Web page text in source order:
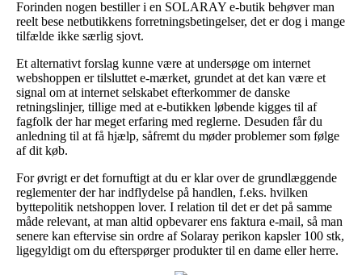
Forinden nogen bestiller i en SOLARAY e-butik behøver man
reelt bese netbutikkens forretningsbetingelser, det er dog i mange
tilfælde ikke særlig sjovt.
Et alternativt forslag kunne være at undersøge om internet
webshoppen er tilsluttet e-mærket, grundet at det kan være et
signal om at internet selskabet efterkommer de danske
retningslinjer, tillige med at e-butikken løbende kigges til af
fagfolk der har meget erfaring med reglerne. Desuden får du
anledning til at få hjælp, såfremt du møder problemer som følge
af dit køb.
For øvrigt er det fornuftigt at du er klar over de grundlæggende
reglementer der har indflydelse på handlen, f.eks. hvilken
byttepolitik netshoppen lover. I relation til det er det på samme
måde relevant, at man altid opbevarer ens faktura e-mail, så man
senere kan eftervise sin ordre af Solaray perikon kapsler 100 stk,
ligegyldigt om du efterspørger produkter til en dame eller herre.